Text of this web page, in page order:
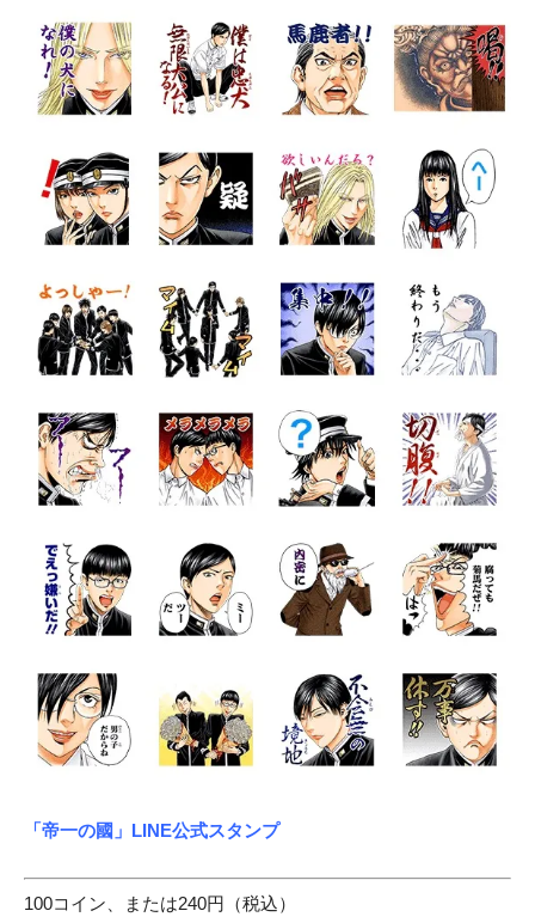
「帝一の國」LINE公式スタンプ
100コイン、または240円（税込）